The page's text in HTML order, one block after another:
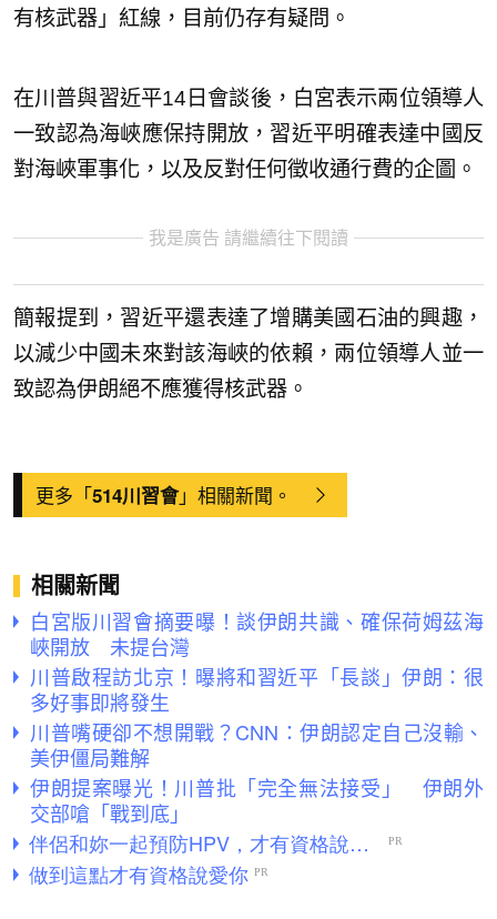
有核武器」紅線，目前仍存有疑問。
在川普與習近平14日會談後，白宮表示兩位領導人
一致認為海峽應保持開放，習近平明確表達中國反
對海峽軍事化，以及反對任何徵收通行費的企圖。
我是廣告 請繼續往下閱讀
簡報提到，習近平還表達了增購美國石油的興趣，
以減少中國未來對該海峽的依賴，兩位領導人並一
致認為伊朗絕不應獲得核武器。
更多「514川習會」相關新聞。
相關新聞
白宮版川習會摘要曝！談伊朗共識、確保荷姆茲海
峽開放 未提台灣
川普啟程訪北京！曝將和習近平「長談」伊朗：很
多好事即將發生
川普嘴硬卻不想開戰？CNN：伊朗認定自己沒輸、
美伊僵局難解
伊朗提案曝光！川普批「完全無法接受」 伊朗外
交部嗆「戰到底」